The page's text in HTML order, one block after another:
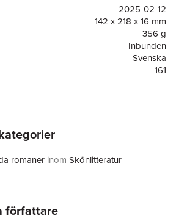
dagar. Det slutar med att det varar
ringer Hafni för att berätta vad som gick
roman nominerades till Nordiska
2025-02-12
142 x 218 x 16 mm
356 g
Inbunden
Svenska
161
9789113136165
romaner inom Skönlitteratur
författare